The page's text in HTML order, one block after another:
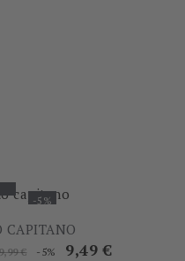
-5%
CAPITANO
€ -5% Prezzo
9,49 €